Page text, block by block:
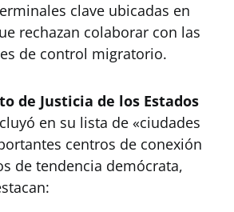
clave ubicadas en
rechazan colaborar con las
de control migratorio.
de Justicia de los Estados
en su lista de «ciudades
centros de conexión
de tendencia demócrata,